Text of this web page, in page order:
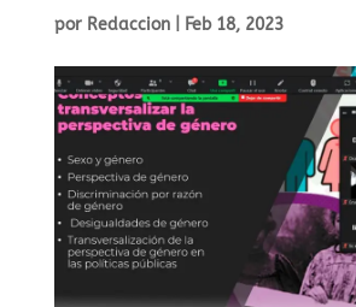
por Redaccion| Feb 18, 2023